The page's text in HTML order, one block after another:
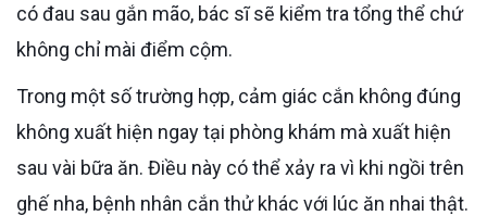
có đau sau gắn mão, bác sĩ sẽ kiểm tra tổng thể chứ
không chỉ mài điểm cộm.
Trong một số trường hợp, cảm giác cắn không đúng
không xuất hiện ngay tại phòng khám mà xuất hiện
sau vài bữa ăn. Điều này có thể xảy ra vì khi ngồi trên
ghế nha, bệnh nhân cắn thử khác với lúc ăn nhai thật.